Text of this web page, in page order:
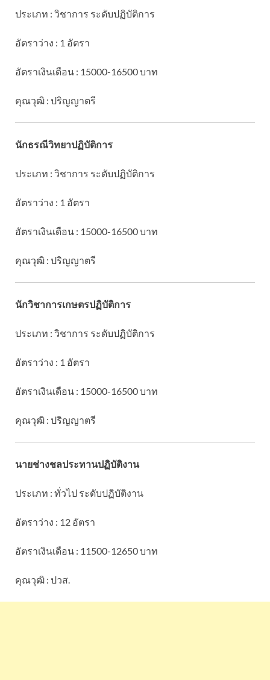
ประเภท : วิชาการ ระดับปฏิบัติการ
อัตราว่าง : 1 อัตรา
อัตราเงินเดือน : 15000-16500 บาท
คุณวุฒิ : ปริญญาตรี
นักธรณีวิทยาปฏิบัติการ
ประเภท : วิชาการ ระดับปฏิบัติการ
อัตราว่าง : 1 อัตรา
อัตราเงินเดือน : 15000-16500 บาท
คุณวุฒิ : ปริญญาตรี
นักวิชาการเกษตรปฏิบัติการ
ประเภท : วิชาการ ระดับปฏิบัติการ
อัตราว่าง : 1 อัตรา
อัตราเงินเดือน : 15000-16500 บาท
คุณวุฒิ : ปริญญาตรี
นายช่างชลประทานปฏิบัติงาน
ประเภท : ทั่วไป ระดับปฏิบัติงาน
อัตราว่าง : 12 อัตรา
อัตราเงินเดือน : 11500-12650 บาท
คุณวุฒิ : ปวส.